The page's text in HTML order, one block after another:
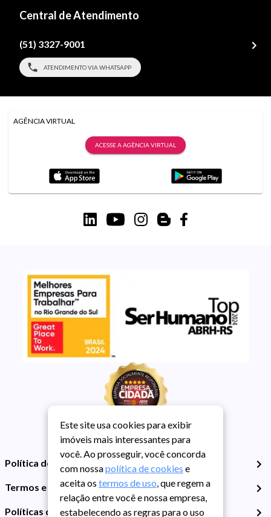
Central de Atendimento
(51) 3327-9001
ATENDIMENTO VIA WHATSAPP
AGÊNCIA VIRTUAL
ACESSE A AGÊNCIA VIRTUAL
Política de Privacidade
Termos e Condições de Uso
Políticas de Cookies
Este site usa cookies para exibir
imóveis mais interessantes para
você. Ao prosseguir, você concorda
com nossapolítica de cookies e
aceita os termos de uso, que regem a
relação entre você e nossa empresa,
estabelecendo as regras para o uso